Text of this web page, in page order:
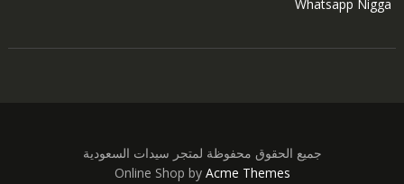
Whatsapp Nigga
جميع الحقوق محفوظة لمتجر سيدات السعودية
Online Shop by Acme Themes